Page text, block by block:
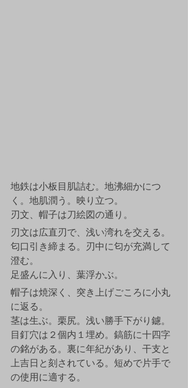
地鉄は小板目肌詰む。地沸細かにつ
く。地肌潤う。映り立つ。
刃文、帽子は刀絵図の通り。
刃文は広直刃で、浅い湾れを交える。
匂口引き締まる。刃中に匂が充満して
澄む。
足盛んに入り、葉浮かぶ。
帽子は焼深く、突き上げごころに小丸
に返る。
茎は生ぶ。栗尻。浅い勝手下がり鑢。
目釘穴は２個内１埋め。鎬筋に十四字
の銘がある。裏に年紀があり、干支と
上吉日と刻されている。短めで片手で
の使用に適する。